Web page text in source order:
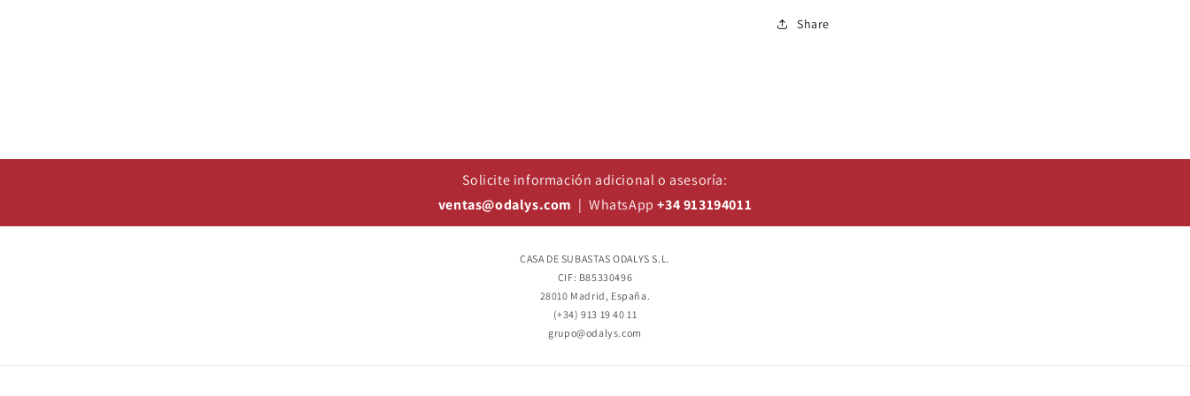
Share
Solicite información adicional o asesoría:
ventas@odalys.com | WhatsApp+34 913194011
CASA DE SUBASTAS ODALYS S.L.
CIF: B85330496
28010 Madrid, España.
(+34) 913 19 40 11
grupo@odalys.com